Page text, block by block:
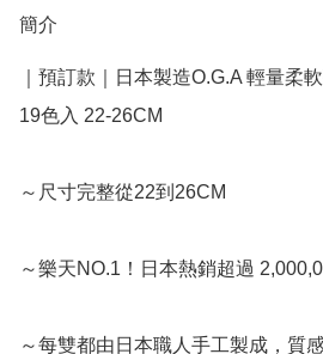
簡介
｜預訂款｜日本製造O.G.A 輕量柔
19色入 22-26CM
～尺寸完整從22到26CM
～樂天NO.1！日本熱銷超過
～每雙都由日本職人手工製成，質